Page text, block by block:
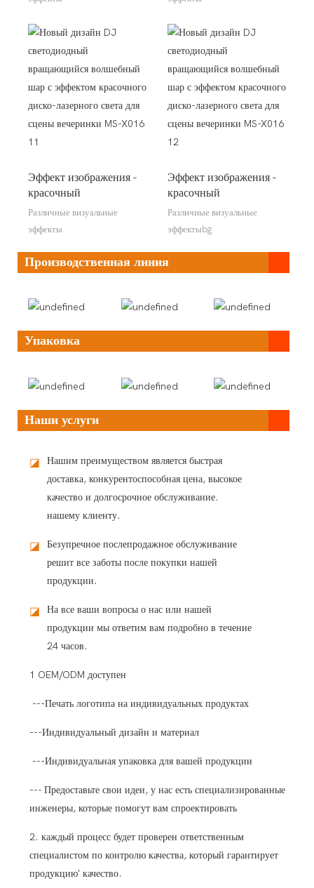
Эффект изображения -
красочный
Различные визуальные
эффекты
Эффект изображения -
красочный
Различные визуальные
эффектыbg
Производственная линия
Упаковка
Наши услуги
◪
Нашим преимуществом является быстрая
доставка, конкурентоспособная цена, высокое
качество и долгосрочное обслуживание.
нашему клиенту.
◪
Безупречное послепродажное обслуживание
решит все заботы после покупки нашей
продукции.
◪
На все ваши вопросы о нас или нашей
продукции мы ответим вам подробно в течение
24 часов.
1 OEM/ODM доступен
---Печать логотипа на индивидуальных продуктах
---Индивидуальный дизайн и материал
---Индивидуальная упаковка для вашей продукции
--- Предоставьте свои идеи, у нас есть специализированные
инженеры, которые помогут вам спроектировать
2. каждый процесс будет проверен ответственным
специалистом по контролю качества, который гарантирует
продукцию' качество.